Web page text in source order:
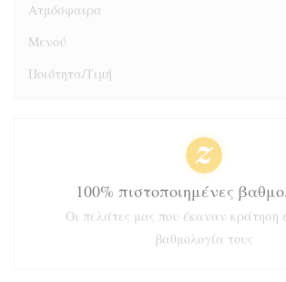
Ατμόσφαιρα
Μενού
Ποιότητα/Τιμή
100% πιστοποιημένες
Οι πελάτες μας που έκαναν κράτηση
βαθμολογία τους